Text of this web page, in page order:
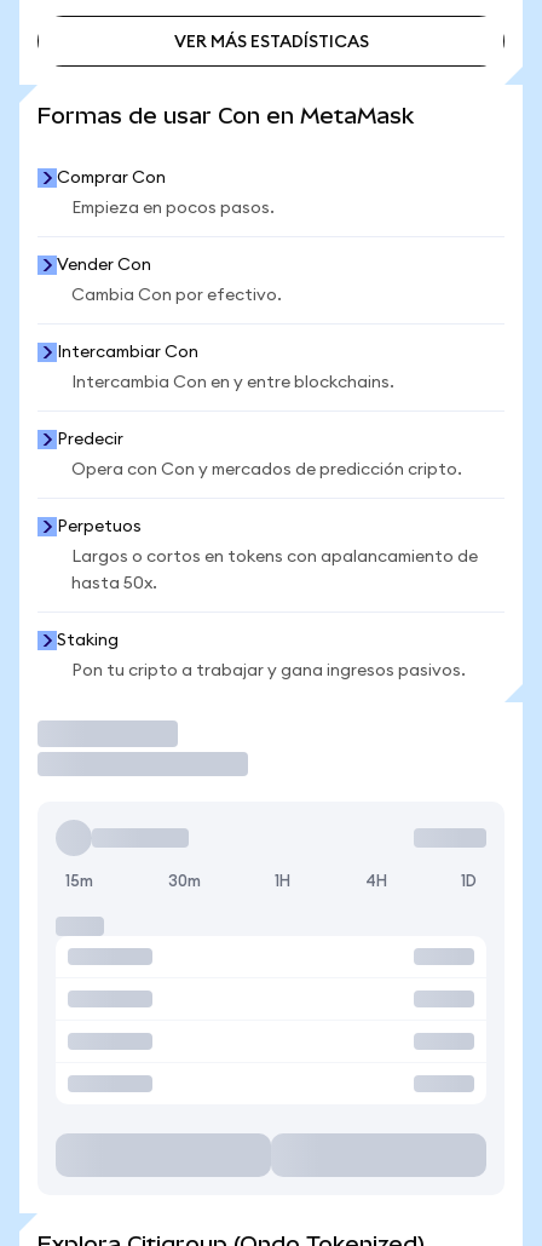
VER MÁS ESTADÍSTICAS
Formas de usar Con en MetaMask
Comprar Con
Empieza en pocos pasos.
Vender Con
Cambia Con por efectivo.
Intercambiar Con
Intercambia Con en y entre blockchains.
Predecir
Opera con Con y mercados de predicción cripto.
Perpetuos
Largos o cortos en tokens con apalancamiento de
hasta 50x.
Staking
Pon tu cripto a trabajar y gana ingresos pasivos.
15m 30m 1H 4H 1D